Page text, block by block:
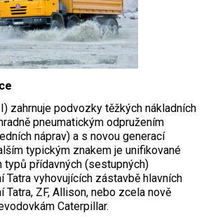
zahrnuje podvozky těžkých nákladních
pneumatickým odpružením
náprav) a s novou generací
typickým znakem je unifikované
typů přídavných (sestupných)
Tatra vyhovujících zástavbě hlavních
ZF, Allison, nebo zcela nově
Caterpillar.